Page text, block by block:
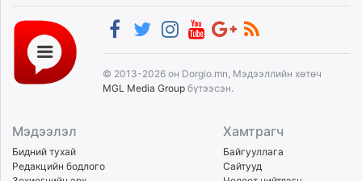
© 2013-2026 он Dorgio.mn, Мэдээллийн хөтөч
MGL Media Group бүтээсэн.
Мэдээлэл
Бидний тухай
Редакцийн бодлого
Хамтрагч
Байгууллага
Сайтууд